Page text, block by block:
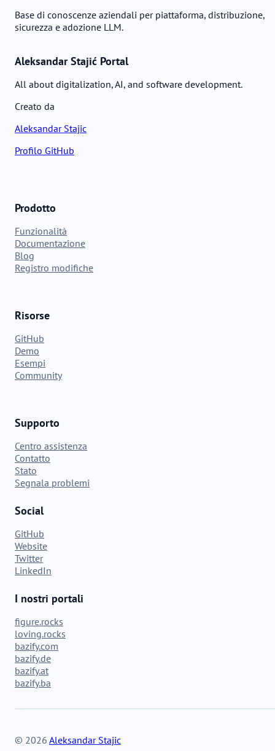
Base di conoscenze aziendali per piattaforma, distribuzione,
sicurezza e adozione LLM.
Aleksandar Stajić Portal
All about digitalization, AI, and software development.
Creato da
Aleksandar Stajic
Profilo GitHub
Prodotto
Funzionalità
Documentazione
Blog
Registro modifiche
Risorse
GitHub
Demo
Esempi
Community
Supporto
Centro assistenza
Contatto
Stato
Segnala problemi
Social
GitHub
Website
Twitter
LinkedIn
I nostri portali
figure.rocks
loving.rocks
bazify.com
bazify.de
bazify.at
bazify.ba
© 2026 Aleksandar Stajic